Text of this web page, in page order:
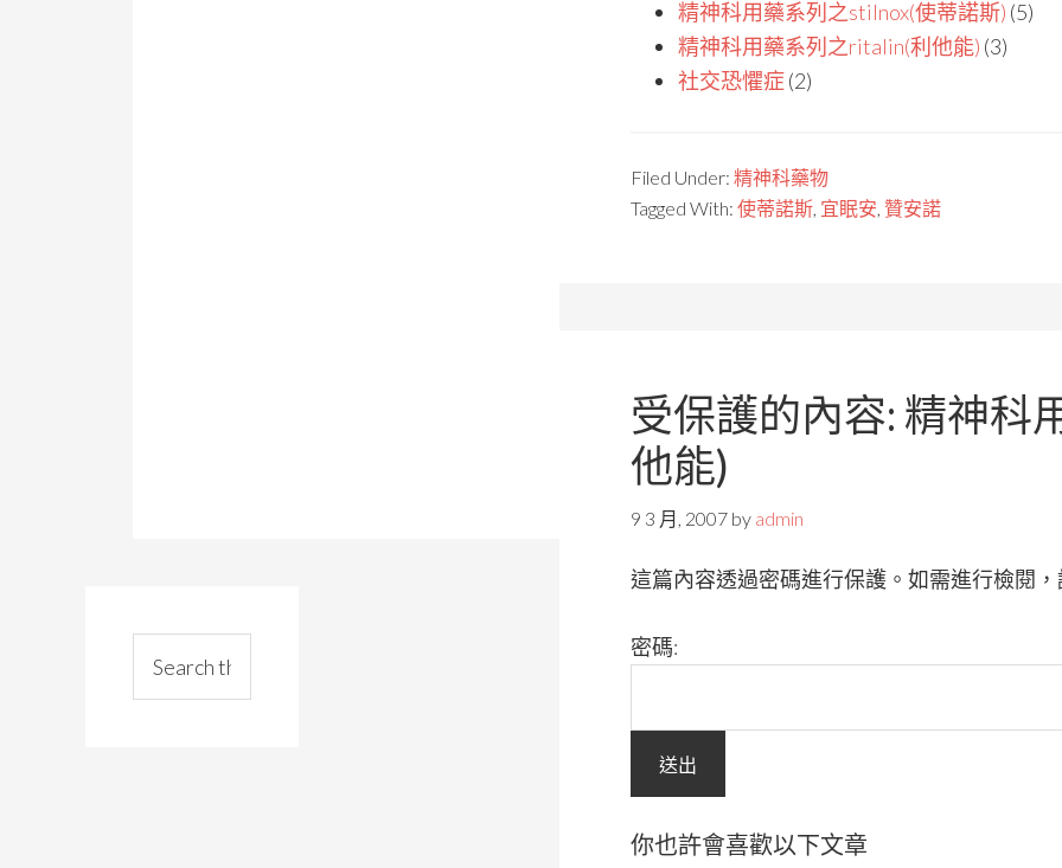
精神科用藥系列之stilnox(使蒂諾斯) (5)
精神科用藥系列之ritalin(利他能) (3)
社交恐懼症(2)
Filed Under: 精神科藥物
Tagged With: 使蒂諾斯, 宜眠安, 贊安諾
受保護的內容: 精神科
他能)
9 3 月, 2007 by admin
這篇內容透過密碼進行保護。如需進行檢閱
密碼:
你也許會喜歡以下文章